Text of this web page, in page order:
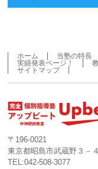
ホーム 当塾の特長
実績発表ページ！
サイトマップ
〒196-0021
東京都昭島市武蔵野３－
TEL:042-508-3077